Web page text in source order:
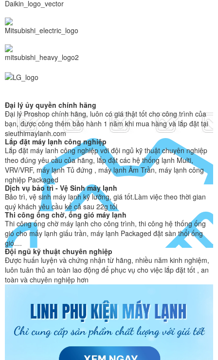
Đại lý ủy quyền chính hãng
Đại lý Proshop chính hãng, luôn có giá thật tốt cho công trình của
bạn, được công thêm bảo hành 1 năm khi mua hàng và lắp đặt tại
sieuthimaylanh.com
Lắp đặt máy lạnh công nghiệp
Lắp đặt máy lanh công nghiệp với đội ngủ kỹ thuật chuyên nghiệp
theo đúng yêu cầu của hãng, lắp đặt các hệ thống lạnh Multi,
VRV/VRF, máy lạnh Tủ đứng , máy lạnh Âm Trần, máy lạnh công
nghiệp Packaged
Dịch vụ bảo trì - Vệ Sinh máy lạnh
Bảo trì, vệ sinh máy lạnh kỹ lưỡng, giá tốt.Làm việc theo thời gian
quý khách yêu cầu kể cả sau 22g tối
Thi công ống chờ, ống gió máy lạnh
Thi công ống chờ máy lạnh cho công trình, thi công hệ thống ống
gió cho mấy lạnh giấu trần, máy lạnh Packaged đặt sàn thổi ống
gió....
Đội ngũ kỹ thuật chuyên nghiệp
Được huấn luyện và chứng nhận từ hãng, nhiều năm kinh nghiệm,
luôn tuân thủ an toàn lao động để phục vụ cho việc lắp đặt tốt , an
toàn và chuyên nghiệp hơn